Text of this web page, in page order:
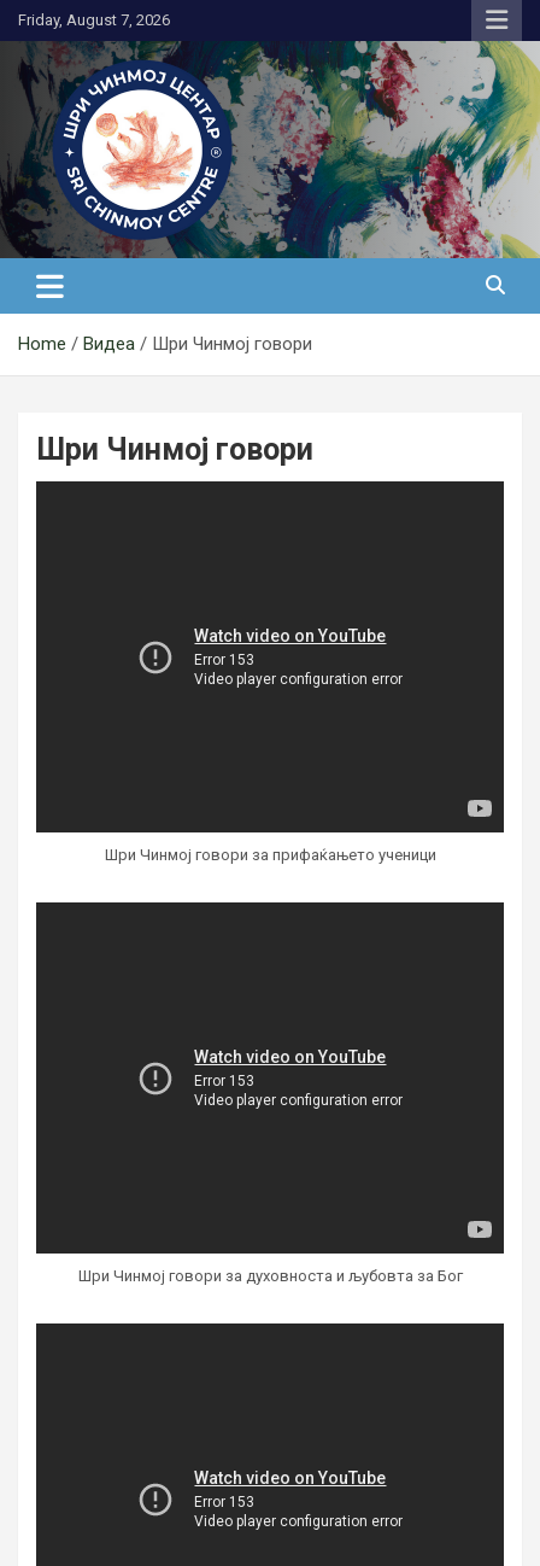
Skip
to
content
Friday, August 7, 2026
Медитација
Home Видеа Шри Чинмој говори
Шри Чинмој говори
Шри Чинмој говори за прифаќањето ученици
Шри Чинмој говори за духовноста и љубовта за Бог